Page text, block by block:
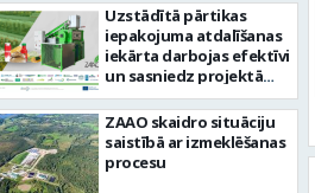
Uzstādītā pārtikas
iepakojuma atdalīšanas
iekārta darbojas efektīvi
un sasniedz projektā
izvirzītos mērķus
ZAAO skaidro situāciju
saistībā ar izmeklēšanas
procesu